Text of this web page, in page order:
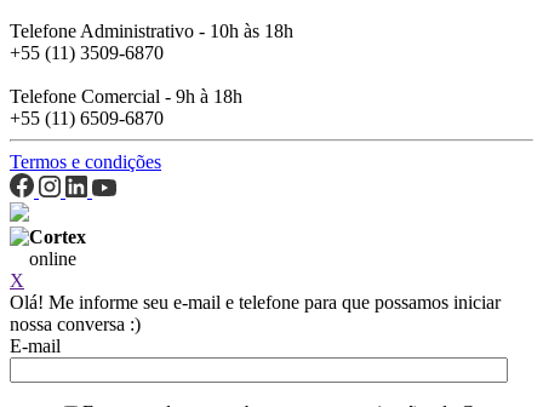
Telefone Administrativo - 10h às 18h
+55 (11) 3509-6870
Telefone Comercial - 9h à 18h
+55 (11) 6509-6870
Termos e condições
Cortex
online
X
Olá! Me informe seu e-mail e telefone para que possamos iniciar
nossa conversa :)
E-mail